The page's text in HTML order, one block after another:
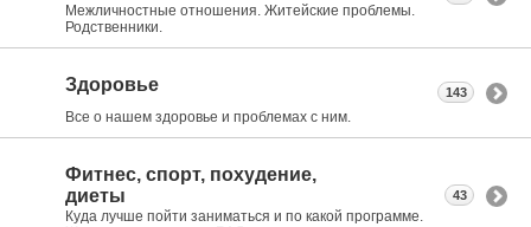
Межличностные отношения. Житейские проблемы.
Родственники.
Здоровье
Все о нашем здоровье и проблемах с ним.
143
Фитнес, спорт, похудение,
диеты
Куда лучше пойти заниматься и по какой программе.
43